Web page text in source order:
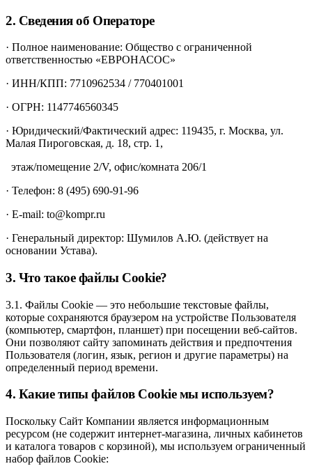
2. Сведения об Операторе
· Полное наименование: Общество с ограниченной
ответственностью «ЕВРОНАСОС»
· ИНН/КПП: 7710962534 / 770401001
· ОГРН: 1147746560345
· Юридический/Фактический адрес: 119435, г. Москва, ул.
Малая Пироговская, д. 18, стр. 1,
этаж/помещение 2/V, офис/комната 206/1
· Телефон: 8 (495) 690-91-96
· E-mail: to@kompr.ru
· Генеральный директор: Шумилов А.Ю. (действует на
основании Устава).
3. Что такое файлы Cookie?
3.1. Файлы Cookie — это небольшие текстовые файлы,
которые сохраняются браузером на устройстве Пользователя
(компьютер, смартфон, планшет) при посещении веб-сайтов.
Они позволяют сайту запоминать действия и предпочтения
Пользователя (логин, язык, регион и другие параметры) на
определенный период времени.
4. Какие типы файлов Cookie мы используем?
Поскольку Сайт Компании является информационным
ресурсом (не содержит интернет-магазина, личных кабинетов
и каталога товаров с корзиной), мы используем ограниченный
набор файлов Cookie: